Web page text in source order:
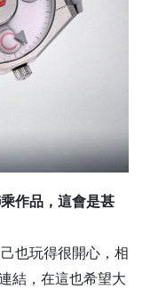
作品，這會是甚
也玩得很開心，相
結，在這也希望大